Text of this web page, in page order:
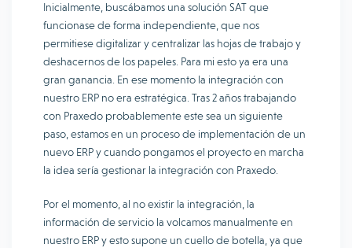
Inicialmente, buscábamos una solución SAT que
funcionase de forma independiente, que nos
permitiese digitalizar y centralizar las hojas de trabajo y
deshacernos de los papeles. Para mi esto ya era una
gran ganancia. En ese momento la integración con
nuestro ERP no era estratégica. Tras 2 años trabajando
con Praxedo probablemente este sea un siguiente
paso, estamos en un proceso de implementación de un
nuevo ERP y cuando pongamos el proyecto en marcha
la idea sería gestionar la integración con Praxedo.
Por el momento, al no existir la integración, la
información de servicio la volcamos manualmente en
nuestro ERP y esto supone un cuello de botella, ya que